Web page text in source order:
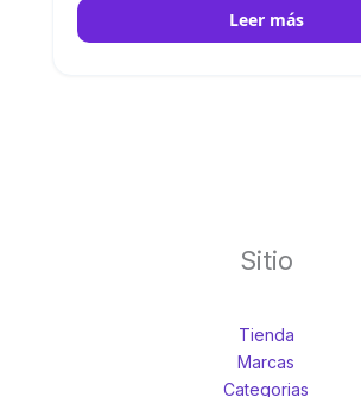
automática y flujo de parafina
Leer más
Sitio
Tienda
Marcas
Categorias